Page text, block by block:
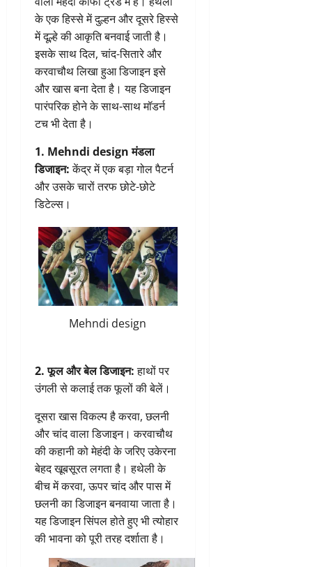
के एक हिस्से में दुल्हन और दूसरे हिस्से
में दूल्हे की आकृति बनवाई जाती है।
इसके साथ दिल, चांद-सितारे और
करवाचौथ लिखा हुआ डिजाइन इसे
और खास बना देता है। यह डिजाइन
पारंपरिक होने के साथ-साथ मॉडर्न
टच भी देता है।
1. Mehndi design मंडला
डिजाइन:केंद्र में एक बड़ा गोल पैटर्न
और उसके चारों तरफ छोटे-छोटे
डिटेल्स।
Mehndi design
2. फूल और बेल डिजाइन:हाथों पर
उंगली से कलाई तक फूलों की बेलें।
दूसरा खास विकल्प है करवा, छलनी
और चांद वाला डिजाइन। करवाचौथ
की कहानी को मेहंदी के जरिए उकेरना
बेहद खूबसूरत लगता है। हथेली के
बीच में करवा, ऊपर चांद और पास में
छलनी का डिजाइन बनवाया जाता है।
यह डिजाइन सिंपल होते हुए भी त्योहार
की भावना को पूरी तरह दर्शाता है।